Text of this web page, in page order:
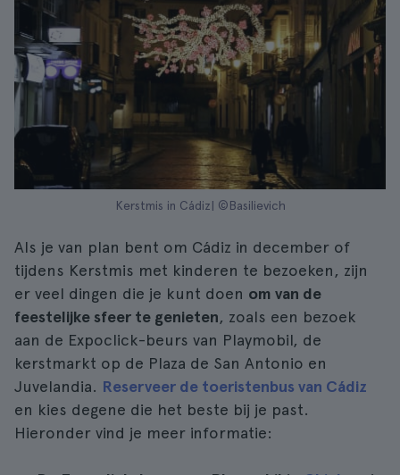
Kerstmis in Cádiz| ©Basilievich
Als je van plan bent om Cádiz in december of
tijdens Kerstmis met kinderen te bezoeken, zijn
er veel dingen die je kunt doen om van de
feestelijke sfeer te genieten, zoals een bezoek
aan de Expoclick-beurs van Playmobil, de
kerstmarkt op de Plaza de San Antonio en
Juvelandia. Reserveer de toeristenbus van Cádiz
en kies degene die het beste bij je past.
Hieronder vind je meer informatie: